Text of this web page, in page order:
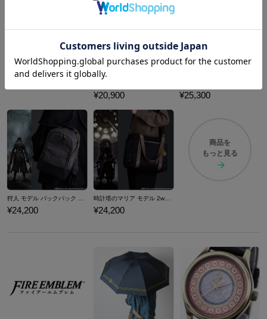
¥20,900 ¥25,300
¥24,200
時計塔のマリア モデル 2wayトートバッグ Bloodborne
¥24,200
商品を
もっと見る